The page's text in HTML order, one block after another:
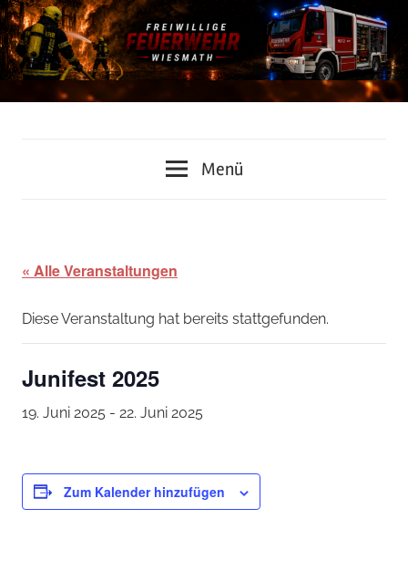
Zum
Inhalt
springen
Feuerwehr
Menü
« Alle Veranstaltungen
Diese Veranstaltung hat bereits stattgefunden.
Junifest 2025
19. Juni 2025 - 22. Juni 2025
Zum Kalender hinzufügen